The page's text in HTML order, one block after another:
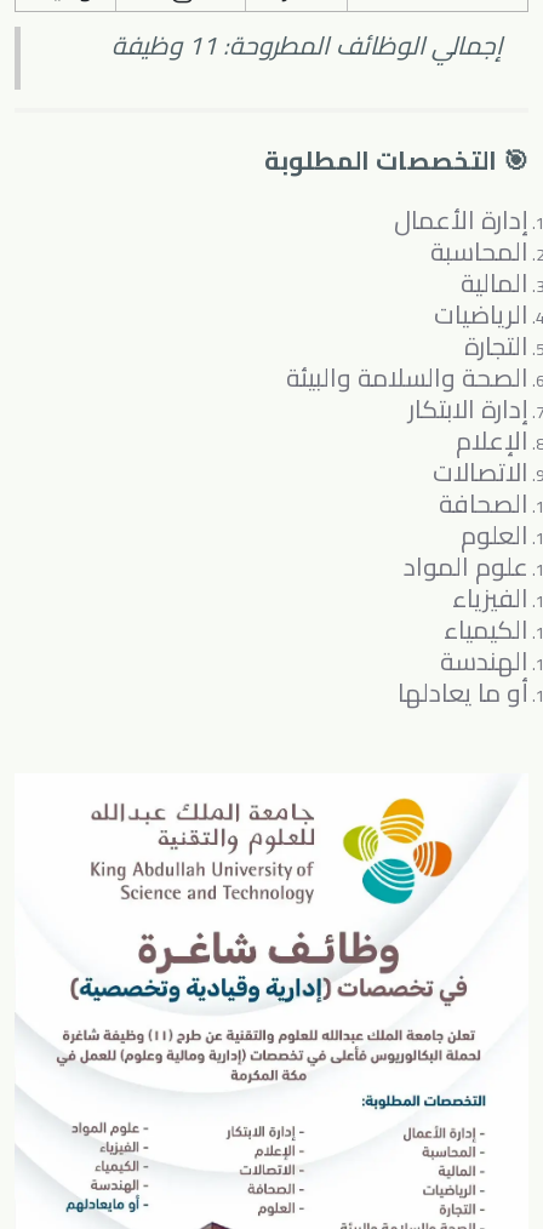
إجمالي الوظائف المطروحة: 11 وظيفة
🎯 التخصصات المطلوبة
إدارة الأعمال
المحاسبة
المالية
الرياضيات
التجارة
الصحة والسلامة والبيئة
إدارة الابتكار
الإعلام
الاتصالات
الصحافة
العلوم
علوم المواد
الفيزياء
الكيمياء
الهندسة
أو ما يعادلها